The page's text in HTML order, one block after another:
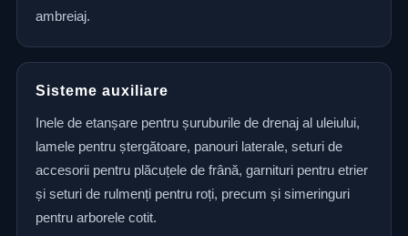
ambreiaj.
Sisteme auxiliare
Inele de etanșare pentru șuruburile de drenaj al uleiului,
lamele pentru ștergătoare, panouri laterale, seturi de
accesorii pentru plăcuțele de frână, garnituri pentru etrier
și seturi de rulmenți pentru roți, precum și simeringuri
pentru arborele cotit.